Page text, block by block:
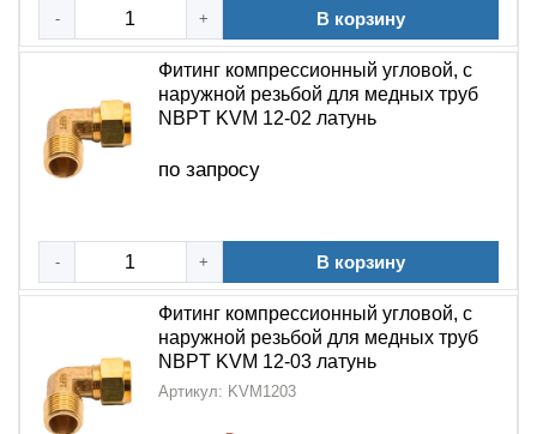
- + В корзину
Фитинг компрессионный угловой, с
наружной резьбой для медных труб
NBPT KVM 12-02 латунь
по запросу
- + В корзину
Фитинг компрессионный угловой, с
наружной резьбой для медных труб
NBPT KVM 12-03 латунь
Артикул: KVM1203